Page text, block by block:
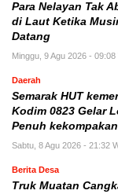
Para Nelayan Tak
di Laut Ketika
Datang
Minggu, 9 Agu 2026 - 09:08
Daerah
Semarak HUT
Kodim 0823 Gelar
Penuh
Sabtu, 8 Agu 2026 - 21:32
Berita Desa
Truk Muatan